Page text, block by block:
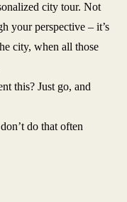
city tour. Not
your perspective – it’s
city, when all those
this? Just go, and
do that often